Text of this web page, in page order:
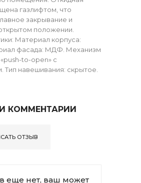
газлифтом, что
закрывание и
положении.
Материал корпуса:
фасада: МДФ. Механизм
to-open» с
Тип навешивания: скрытое.
КОММЕНТАРИИ
ОТЗЫВ
еще нет, ваш может